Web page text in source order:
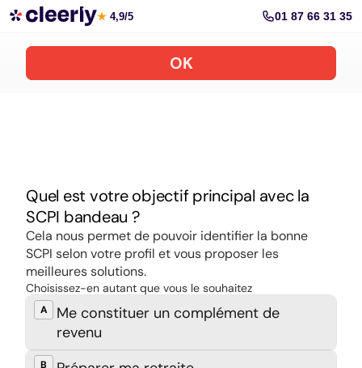
Souscrire aux meilleures SCPI en ligne
★ 4,9/5 01 87 66 31 35